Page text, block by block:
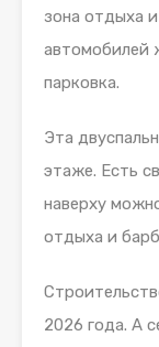
зона отдыха
автомобилей
парковка.
Эта
этаже. Есть
наверху
отдыха и
2026 года. А